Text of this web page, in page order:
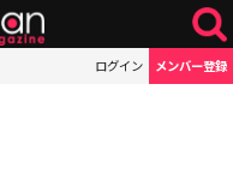
ログイン メンバー登録